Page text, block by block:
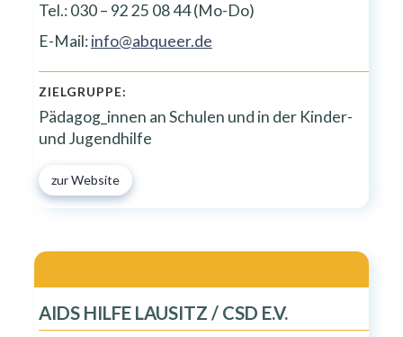
Tel.: 030 – 92 25 08 44 (Mo-Do)
E-Mail:info@abqueer.de
ZIELGRUPPE:
Pädagog_innen an Schulen und in der Kinder-
und Jugendhilfe
zur Website
AIDS HILFE LAUSITZ / CSD E.V.